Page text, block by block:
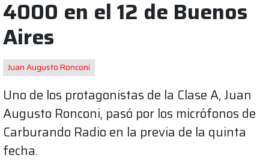
4000 en el 12 de Buenos
Aires
Juan Augusto Ronconi
Uno de los protagonistas de la Clase A, Juan
Augusto Ronconi, pasó por los micrófonos de
Carburando Radio en la previa de la quinta
fecha.